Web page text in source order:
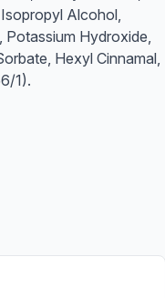
Alcohol,
Potassium Hydroxide,
Hexyl Cinnamal,
1).